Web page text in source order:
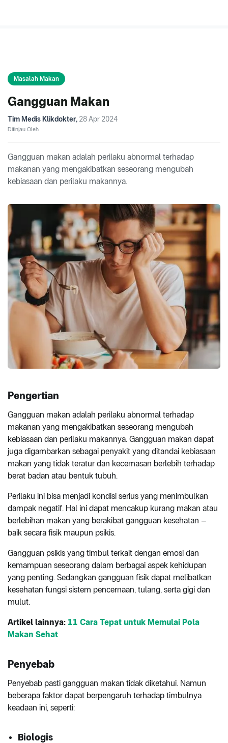
Masalah Makan
Gangguan Makan
Tim Medis Klikdokter, 28 Apr 2024
Ditinjau Oleh
Gangguan makan adalah perilaku abnormal terhadap
makanan yang mengakibatkan seseorang mengubah
kebiasaan dan perilaku makannya.
Pengertian
Gangguan makan adalah perilaku abnormal terhadap
makanan yang mengakibatkan seseorang mengubah
kebiasaan dan perilaku makannya. Gangguan makan dapat
juga digambarkan sebagai penyakit yang ditandai kebiasaan
makan yang tidak teratur dan kecemasan berlebih terhadap
berat badan atau bentuk tubuh.
Perilaku ini bisa menjadi kondisi serius yang menimbulkan
dampak negatif. Hal ini dapat mencakup kurang makan atau
berlebihan makan yang berakibat gangguan kesehatan –
baik secara fisik maupun psikis.
Gangguan psikis yang timbul terkait dengan emosi dan
kemampuan seseorang dalam berbagai aspek kehidupan
yang penting. Sedangkan gangguan fisik dapat melibatkan
kesehatan fungsi sistem pencernaan, tulang, serta gigi dan
mulut.
Artikel lainnya: 11 Cara Tepat untuk Memulai Pola
Makan Sehat
Penyebab
Penyebab pasti gangguan makan tidak diketahui. Namun
beberapa faktor dapat berpengaruh terhadap timbulnya
keadaan ini, seperti:
Biologis